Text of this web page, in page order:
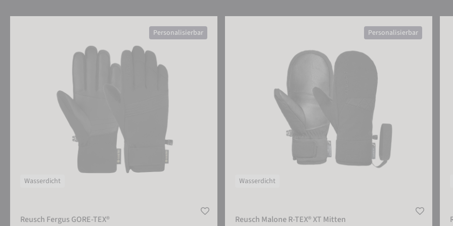
Personalisierbar
Wasserdicht
Reusch Fergus GORE-TEX®
Personalisierbar
Wasserdicht
Reusch Malone R-TEX® XT Mitten